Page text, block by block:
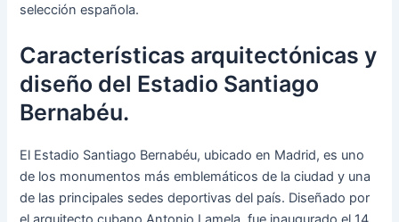
selección española.
Características arquitectónicas y
diseño del Estadio Santiago
Bernabéu.
El Estadio Santiago Bernabéu, ubicado en Madrid, es uno
de los monumentos más emblemáticos de la ciudad y una
de las principales sedes deportivas del país. Diseñado por